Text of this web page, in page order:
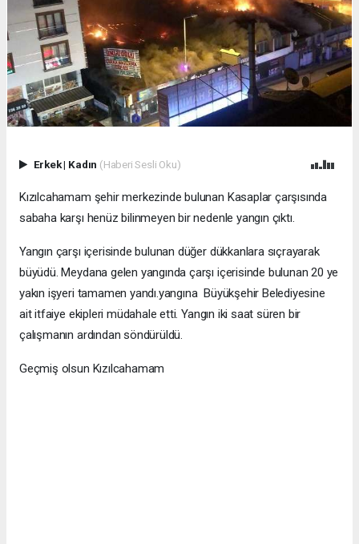
Erkek| Kadın (Haberi Sesli Oku)
Kızılcahamam şehir merkezinde bulunan Kasaplar çarşısında
sabaha karşı henüz bilinmeyen bir nedenle yangın çıktı.
Yangın çarşı içerisinde bulunan düğer dükkanlara sıçrayarak
büyüdü. Meydana gelen yangında çarşı içerisinde bulunan 20 ye
yakın işyeri tamamen yandı.yangına Büyükşehir Belediyesine
ait itfaiye ekipleri müdahale etti. Yangın iki saat süren bir
çalışmanın ardından söndürüldü.
Geçmiş olsun Kızılcahamam